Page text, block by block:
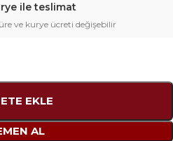
ile teslimat
ve kurye ücreti değişebilir
EKLE
AL